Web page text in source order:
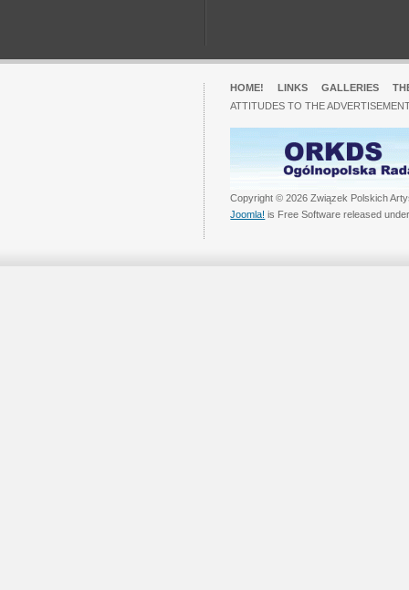
HOME! LINKS GALLERIES
ATTITUDES TO THE
Copyright © 2026 Związek Polskich
Joomla! is Free Software released